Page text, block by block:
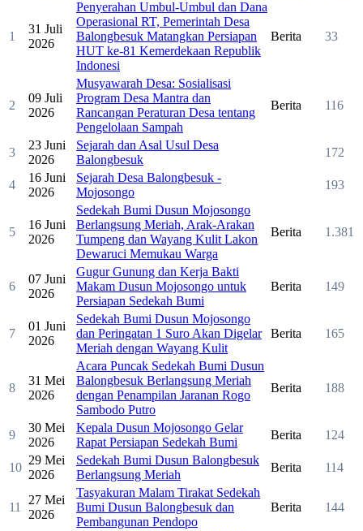
1
31 Juli
2026
Penyerahan Umbul-Umbul dan Dana
Operasional RT, Pemerintah Desa
Balongbesuk Matangkan Persiapan
HUT ke-81 Kemerdekaan Republik
Indonesi
Berita 33
2
09 Juli
2026
Musyawarah Desa: Sosialisasi
Program Desa Mantra dan
Rancangan Peraturan Desa tentang
Pengelolaan Sampah
Berita 116
3
23 Juni
2026
Sejarah dan Asal Usul Desa
Balongbesuk
172
4
16 Juni
2026
Sejarah Desa Balongbesuk -
Mojosongo
193
5
16 Juni
2026
Sedekah Bumi Dusun Mojosongo
Berlangsung Meriah, Arak-Arakan
Tumpeng dan Wayang Kulit Lakon
Dewaruci Memukau Warga
Berita 1.381
6
07 Juni
2026
Gugur Gunung dan Kerja Bakti
Makam Dusun Mojosongo untuk
Persiapan Sedekah Bumi
Berita 149
7
01 Juni
2026
Sedekah Bumi Dusun Mojosongo
dan Peringatan 1 Suro Akan Digelar
Meriah dengan Wayang Kulit
Berita 165
8
31 Mei
2026
Acara Puncak Sedekah Bumi Dusun
Balongbesuk Berlangsung Meriah
dengan Penampilan Jaranan Rogo
Sambodo Putro
Berita 188
9
30 Mei
2026
Kepala Dusun Mojosongo Gelar
Rapat Persiapan Sedekah Bumi
Berita 124
10
29 Mei
2026
Sedekah Bumi Dusun Balongbesuk
Berlangsung Meriah
Berita 114
11
27 Mei
2026
Tasyakuran Malam Tirakat Sedekah
Bumi Dusun Balongbesuk dan
Pembangunan Pendopo
Berita 144